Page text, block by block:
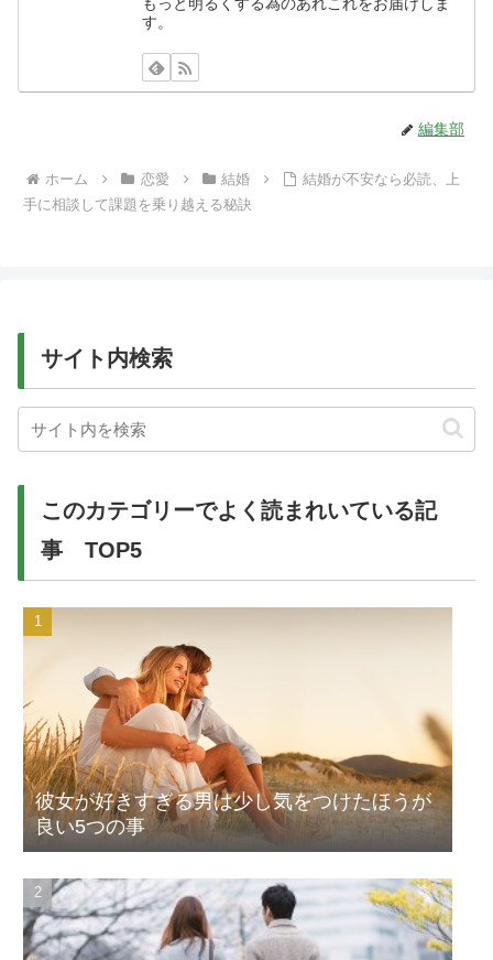
もっと明るくする為のあれこれをお届けしま
す。
編集部
ホーム 恋愛 結婚
結婚が不安なら必読、上
手に相談して課題を乗り越える秘訣
サイト内検索
このカテゴリーでよく読まれいている記
事 TOP5
彼女が好きすぎる男は少し気をつけたほうが
良い5つの事